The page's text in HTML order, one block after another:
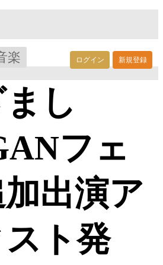
ログイン 新規登録
楽
まし
フェ
出演ア
ト発